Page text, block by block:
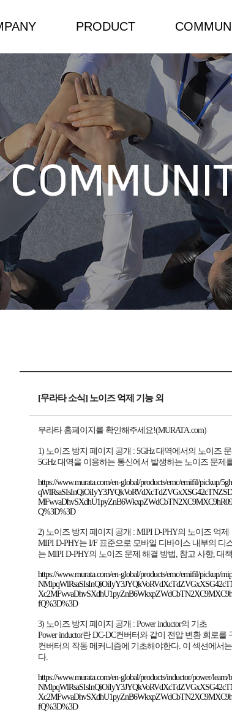
길
PRODUCT
NEW/HOT PRODUCT
Components
Power Solutions
[무라타 소식] 노이즈 억제 기능 외
무라타 홈페이지를 확인해주세요!(MURATA.com)
1) 노이즈 방지 페이지 공개 : 5GHz 대역에서의 노이즈
5GHz 대역을 이용하는 통신에서 발생하는 노이즈 문제
https://www.murata.com/en-global/products/emc/emifil/pickup/
Q%3D%3D
2) 노이즈 방지 페이지 공개 : MIPI D-PHY의 노이즈 억제
MIPI D-PHY는 I/F 표준으로 모바일 디바이스 내부의
는 MIPI D-PHY의 노이즈 문제 해결 방법, 참고 사항,
https://www.murata.com/en-global/products/emc/emifil/pickup/
fQ%3D%3D
3) 노이즈 방지 페이지 공개 : Power inductor의 기초
Power inductor란 DC-DC컨버터와 같이 전압 변환 회로
컨버터의 작동 메커니즘에 기초해야한다. 이 섹션에서
다.
https://www.murata.com/en-global/products/inductor/power/
fQ%3D%3D